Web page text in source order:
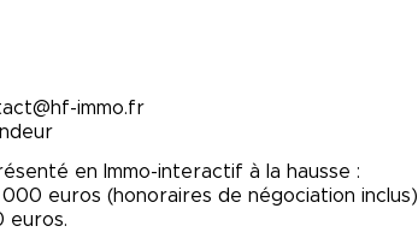
immo.fr
en Immo-interactif à la hausse :
euros (honoraires de négociation inclus)
euros.